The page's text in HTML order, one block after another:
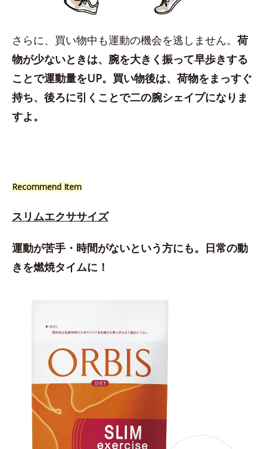
さらに、買い物中も運動の機会を逃しません。 荷
物が少ないときは、腕を大きく振って早歩きする
ことで運動量をUP。買い物後は、荷物をまっすぐ
持ち、後ろに引くことで二の腕シェイプになりま
すよ。
Recommend Item
スリムエクササイズ
運動が苦手・時間がないという方にも。日常の動
きを燃焼タイムに！